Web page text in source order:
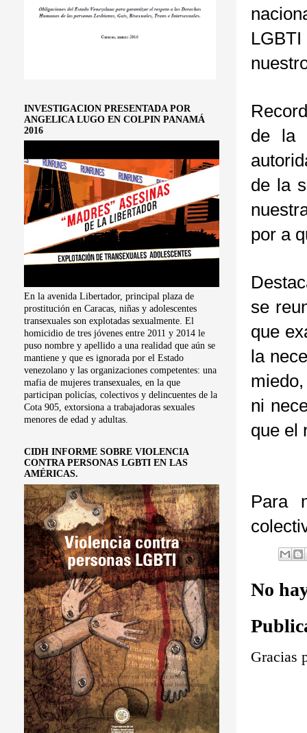
de la
de la
por a
se
que
la
ni
que el
Para
No
Gracias
INVESTIGACION PRESENTADA POR
ANGELICA LUGO EN COLPIN PANAMÁ
2016
En la avenida Libertador, principal plaza de
prostitución en Caracas, niñas y adolescentes
transexuales son explotadas sexualmente. El
homicidio de tres jóvenes entre 2011 y 2014 le
puso nombre y apellido a una realidad que aún se
mantiene y que es ignorada por el Estado
venezolano y las organizaciones competentes: una
mafia de mujeres transexuales, en la que
participan policías, colectivos y delincuentes de la
Cota 905, extorsiona a trabajadoras sexuales
menores de edad y adultas.
CIDH INFORME SOBRE VIOLENCIA
CONTRA PERSONAS LGBTI EN LAS
AMÉRICAS.